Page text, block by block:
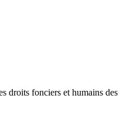
droits fonciers et humains des